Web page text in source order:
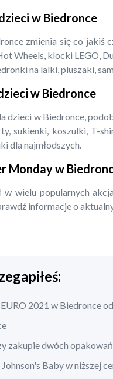
w Biedronce
zmienia się co jakiś
Wheels, klocki LEGO,
na lalki, pluszaki,
w Biedronce
dzieci w Biedronce,
sukienki, koszulki, T-
dla najmłodszych.
Monday w
w wielu popularnych
informacje o
2021 w Biedronce
zakupie dwóch opakowań
Baby w niższej